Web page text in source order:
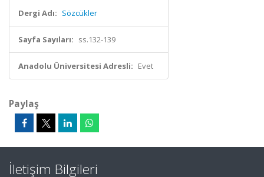
Dergi Adı: Sözcükler
Sayfa Sayıları: ss.132-139
Anadolu Üniversitesi Adresli: Evet
Paylaş
İletişim Bilgileri